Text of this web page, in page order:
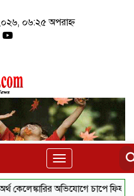
০৬:২৫ অপরাহ্ন
Toggle
navigation
অভিযোগে চাপে ফিফা প্রধান